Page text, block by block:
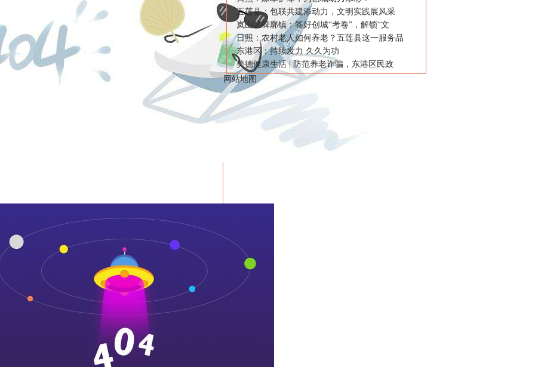
五莲县：包联共建添动力，文明实践展风采
岚山区碑廓镇：答好创城“考卷”，解锁“文
日照：农村老人如何养老？五莲县这一服务品
东港区：持续发力 久久为功
美德健康生活 | 防范养老诈骗，东港区民政
网站地图